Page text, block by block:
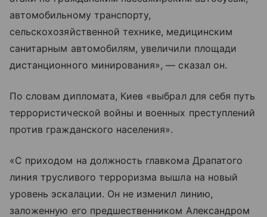
автомобильному транспорту,
сельскохозяйственной технике, медицинским
санитарным автомобилям, увеличили площади
дистанционного минирования», — сказал он.
По словам дипломата, Киев «выбрал для себя путь
террористической войны и военных преступлений
против гражданского населения».
«С приходом на должность главкома Драпатого
линия трусливого терроризма вышла на новый
уровень эскалации. Он не изменил линию,
заложенную его предшественником Александром